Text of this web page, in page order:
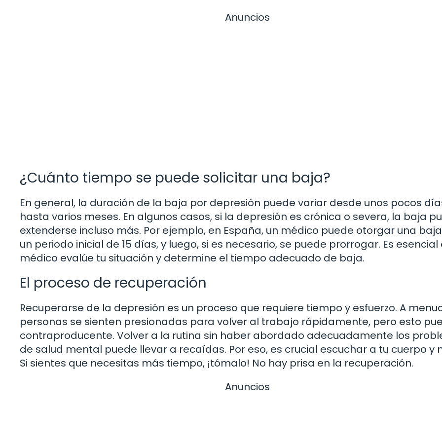
Anuncios
¿Cuánto tiempo se puede solicitar una baja?
En general, la duración de la baja por depresión puede variar desde unos pocos
hasta varios meses. En algunos casos, si la depresión es crónica o severa, la baja
extenderse incluso más. Por ejemplo, en España, un médico puede otorgar una
un periodo inicial de 15 días, y luego, si es necesario, se puede prorrogar. Es esencial
médico evalúe tu situación y determine el tiempo adecuado de baja.
El proceso de recuperación
Recuperarse de la depresión es un proceso que requiere tiempo y esfuerzo. A
personas se sienten presionadas para volver al trabajo rápidamente, pero esto
contraproducente. Volver a la rutina sin haber abordado adecuadamente los
de salud mental puede llevar a recaídas. Por eso, es crucial escuchar a tu cuerpo y
Si sientes que necesitas más tiempo, ¡tómalo! No hay prisa en la recuperación.
Anuncios